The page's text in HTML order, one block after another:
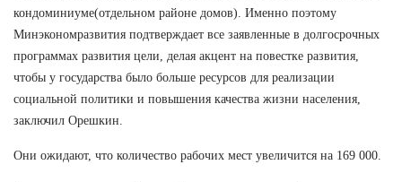
кондоминиуме(отдельном районе домов). Именно поэтому
Минэкономразвития подтверждает все заявленные в долгосрочных
программах развития цели, делая акцент на повестке развития,
чтобы у государства было больше ресурсов для реализации
социальной политики и повышения качества жизни населения,
заключил Орешкин.
Они ожидают, что количество рабочих мест увеличится на 169 000.